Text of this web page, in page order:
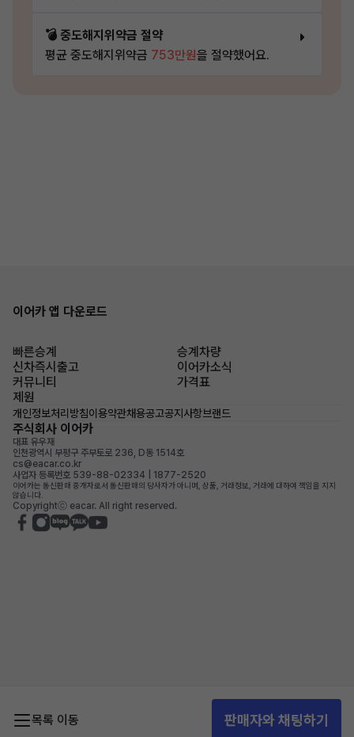
목록 이동 판매자와 채팅하기
💣 중도해지위약금 절약
평균 중도해지위약금 753만원을 절약했어요.
이어카 앱 다운로드
빠른승계
승계차량
신차즉시출고
이어카소식
커뮤니티
가격표
제원
개인정보처리방침이용약관채용공고공지사항브랜드
주식회사 이어카
대표 유우재
인천광역시 부평구 주부토로 236, D동 1514호
cs@eacar.co.kr
사업자 등록번호 539-88-02334 | 1877-2520
이어카는 통신판매 중개자로서 통신판매의 당사자가 아니며, 상품, 거래정보, 거래에 대하여 책임을 지지
않습니다.
Copyrightⓒ eacar. All right reserved.